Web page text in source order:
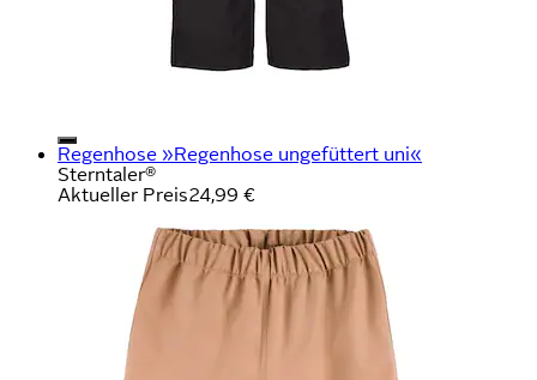
Regenhose »Regenhose ungefüttert uni«
Sterntaler®
Aktueller Preis24,99 €